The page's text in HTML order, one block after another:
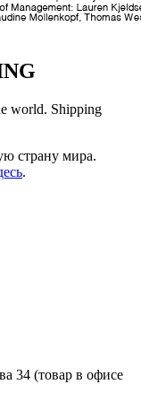
world. Shipping
страну мира.
.
34 (товар в офисе